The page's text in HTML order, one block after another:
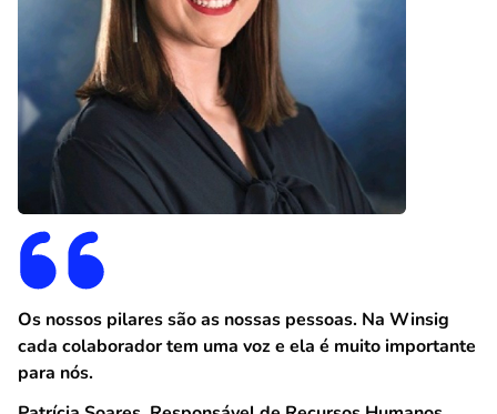
Os nossos pilares são as nossas pessoas. Na Winsig
cada colaborador tem uma voz e ela é muito importante
para nós.